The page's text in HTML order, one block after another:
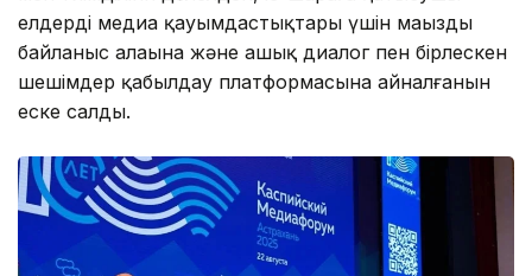
елдердің медиа қауымдастықтары үшін маңызды
байланыс алаңына және ашық диалог пен бірлескен
шешімдер қабылдау платформасына айналғанын
еске салды.